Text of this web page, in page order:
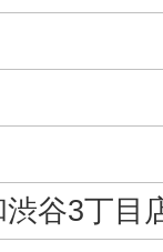
谷3丁目